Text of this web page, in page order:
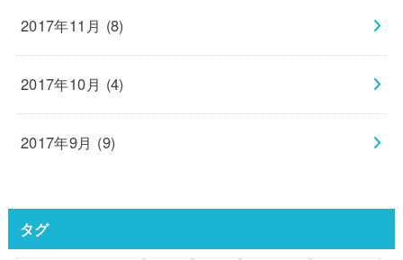
2017年11月 (8)
2017年10月 (4)
2017年9月 (9)
タグ